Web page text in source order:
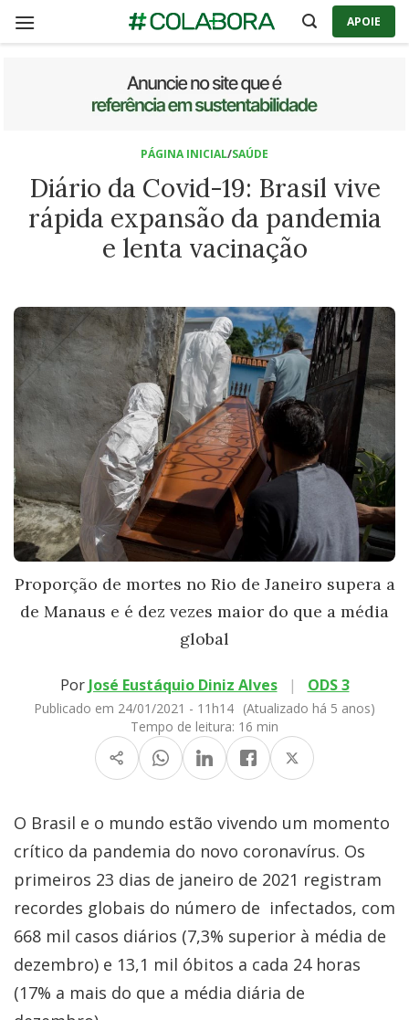
APOIE
PÁGINA INICIAL/SAÚDE
Diário da Covid-19: Brasil vive
rápida expansão da pandemia
e lenta vacinação
Proporção de mortes no Rio de Janeiro supera a
de Manaus e é dez vezes maior do que a média
global
Por José Eustáquio Diniz Alves | ODS 3
Publicado em 24/01/2021 - 11h14 (Atualizado há 5 anos)
Tempo de leitura: 16 min
O Brasil e o mundo estão vivendo um momento
crítico da pandemia do novo coronavírus. Os
primeiros 23 dias de janeiro de 2021 registram
recordes globais do número de infectados, com
668 mil casos diários (7,3% superior à média de
dezembro) e 13,1 mil óbitos a cada 24 horas
(17% a mais do que a média diária de